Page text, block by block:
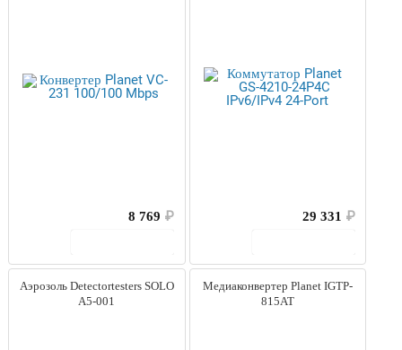
8 769 ₽ 29 331 ₽
Аэрозоль Detectortesters SOLO
A5-001
Медиаконвертер Planet IGTP-
815AT